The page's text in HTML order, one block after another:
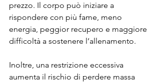
prezzo. Il corpo può iniziare a
rispondere con più fame, meno
energia, peggior recupero e maggiore
difficoltà a sostenere l’allenamento.
Inoltre, una restrizione eccessiva
aumenta il rischio di perdere massa